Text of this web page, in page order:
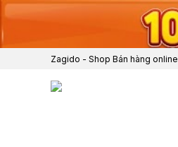
Zagido - Shop Bán hàng online